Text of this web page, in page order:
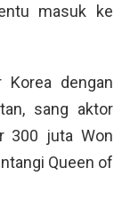
masuk ke
Korea dengan
sang aktor
300 juta Won
Queen of